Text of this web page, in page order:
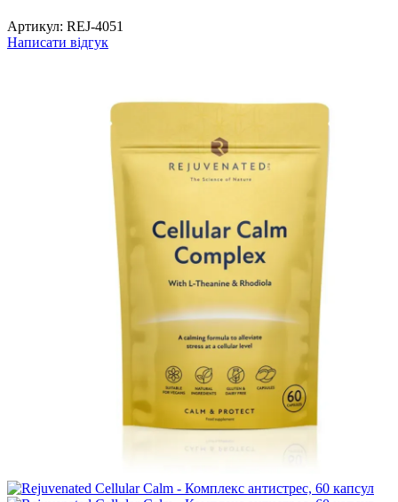
Артикул: REJ-4051
Написати відгук